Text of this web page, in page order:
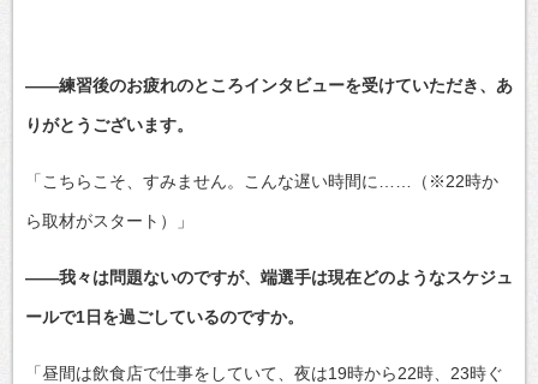
――練習後のお疲れのところインタビューを受けていただき、あ
りがとうございます。
「こちらこそ、すみません。こんな遅い時間に……（※22時か
ら取材がスタート）」
――我々は問題ないのですが、端選手は現在どのようなスケジュ
ールで1日を過ごしているのですか。
「昼間は飲食店で仕事をしていて、夜は19時から22時、23時ぐ